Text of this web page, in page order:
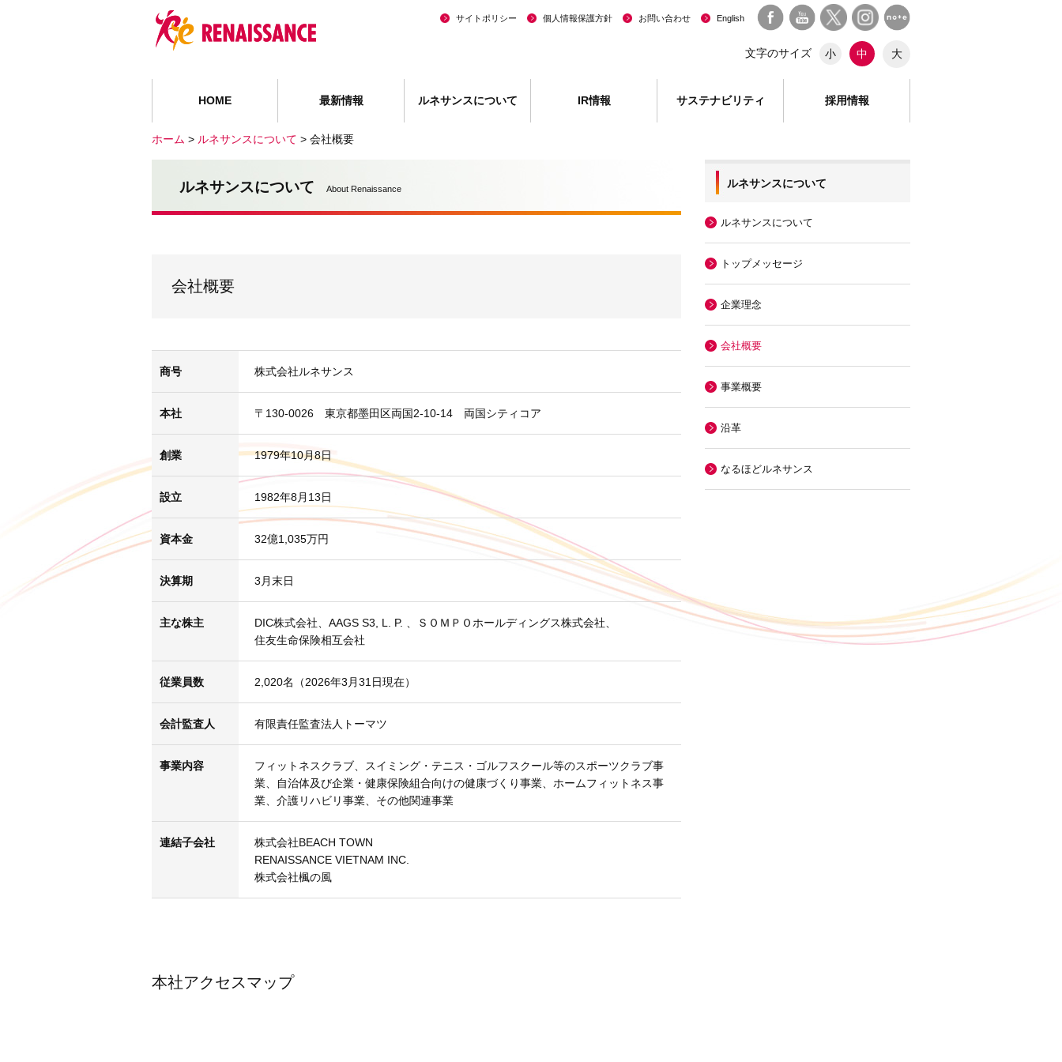
HOME 最新情報 ルネサンスについて IR情報 サステナビリティ 採用情報
サイトポリシー 個人情報保護方針 お問い合わせ English
文字のサイズ 小 中 大
ホーム > ルネサンスについて > 会社概要
ルネサンスについて About Renaissance
会社概要
商号 株式会社ルネサンス
本社 〒130-0026 東京都墨田区両国2-10-14 両国シティコア
創業 1979年10月8日
設立 1982年8月13日
資本金 32億1,035万円
決算期 3月末日
主な株主 DIC株式会社、 AAGS S3, L. P. 、
ＳＯＭＰＯホールディングス株式会社、
住友生命保険相互会社
従業員数 2,020名（2026年3月31日現在）
会計監査人 有限責任監査法人トーマツ
事業内容
フィットネスクラブ、スイミング・テニス・ゴルフスクール等のスポーツクラブ事
業、自治体及び企業・健康保険組合向けの健康づくり事業、ホームフィットネス事
業、介護リハビリ事業、その他関連事業
連結子会社
株式会社BEACH TOWN
RENAISSANCE VIETNAM INC.
株式会社楓の風
本社アクセスマップ
ルネサンスについて
ルネサンスについて
トップメッセージ
企業理念
会社概要
事業概要
沿革
なるほどルネサンス